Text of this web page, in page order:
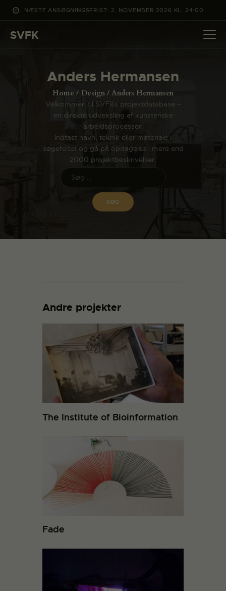
NÆSTE ANSØGNINGSFRIST: 2. NOVEMBER 2026 KL. 24:00
SVFK
Anders Hermansen
Home Design Anders Hermansen
Velkommen til SVFKs projektdatabase –
en direkte udveksling af kunsteriske
arbejdsprocesser.
Indtast navn, teknik eller materiale i
søgefeltet og gå på opdagelse i mere end
2000 projektbeskrivelser.
DET SKER
CHANNEL
ANSØG
OM SVFK
ENGLISH
Andre projekter
The Institute of Bioinformation
Fade